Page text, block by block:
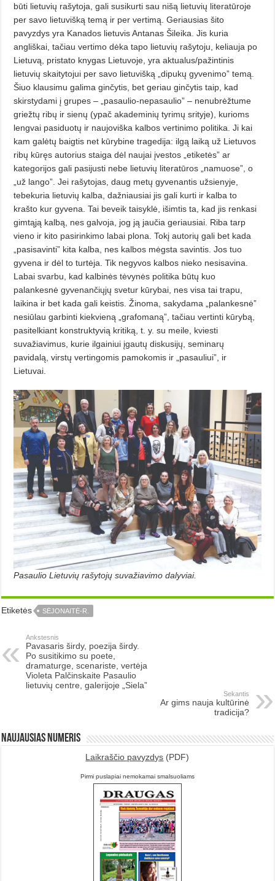
būti lietuvių rašytoja, gali susikurti sau nišą lietuvių literatūroje
per savo lietuvišką temą ir per vertimą. Geriausias šito
pavyzdys yra Kanados lietuvis Antanas Šileika. Jis kuria
angliškai, tačiau vertimo dėka tapo lietuvių rašytoju, keliauja po
Lietuvą, pristato knygas Lietuvoje, yra aktualus/pažintinis
lietuvių skaitytojui per savo lietuvišką „dipukų gyvenimo” temą.
Šiuo klausimu galima ginčytis, bet geriau ginčytis taip, kad
skirstydami į grupes – „pasaulio-nepasaulio” – nenubrėžtume
griežtų ribų ir sienų (ypač akademinių tyrimų srityje), kurioms
lengvai pasiduotų ir naujoviška kalbos vertinimo politika. Ji kai
kam galėtų baigtis net kūrybine tragedija: ilgą laiką už Lietuvos
ribų kūręs autorius staiga dėl naujai įvestos „etiketės” ar
kategorijos gali pasijusti nebe lietuvių literatūros „namuose”, o
„už lango”. Jei rašytojas, daug metų gyvenantis užsienyje,
tebekuria lietuvių kalba, dažniausiai jis gali kurti ir kalba to
krašto kur gyvena. Tai beveik taisyklė, išimtis ta, kad jis renkasi
gimtąją kalbą, nes galvoja, jog ją jaučia geriausiai. Riba tarp
vieno ir kito pasirinkimo labai plona. Tokį autorių gali bet kada
„pasisavinti” kita kalba, nes kalbos mėgsta savintis. Jos tuo
gyvena ir dėl to turtėja. Tik negyvos kalbos nieko nesisavina.
Labai svarbu, kad kalbinės tėvynės politika būtų kuo
palankesnė gyvenančiųjų svetur kūrybai, nes visa tai trapu,
laikina ir bet kada gali keistis. Žinoma, sakydama „palankesnė”
nesiūlau garbinti kiekvieną „grafomaną”, tačiau vertinti kūrybą,
pasitelkiant konstruktyvią kritiką, t. y. su meile, kviesti
suvažiavimus, kurie ilgainiui įgautų diskusijų, seminarų
pavidalą, virstų vertingomis pamokomis ir „pasauliui”, ir
Lietuvai.
Pasaulio Lietuvių rašytojų suvažiavimo dalyviai.
Etiketės SĖJONAITĖ-R.
Ankstesnis
Pavasaris širdy, poezija širdy.
Po susitikimo su poete,
dramaturge, scenariste, vertėja
Violeta Palčinskaite Pasaulio
lietuvių centre, galerijoje „Siela”
Sekantis
Ar gims nauja kultūrinė
tradicija?
Naujausias numeris
Laikraščio pavyzdys (PDF)
Pirmi puslapiai nemokamai smalsuoliams